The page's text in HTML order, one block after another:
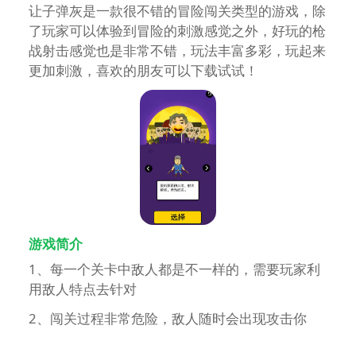
让子弹灰是一款很不错的冒险闯关类型的游戏，除
了玩家可以体验到冒险的刺激感觉之外，好玩的枪
战射击感觉也是非常不错，玩法丰富多彩，玩起来
更加刺激，喜欢的朋友可以下载试试！
游戏简介
1、每一个关卡中敌人都是不一样的，需要玩家利
用敌人特点去针对
2、闯关过程非常危险，敌人随时会出现攻击你